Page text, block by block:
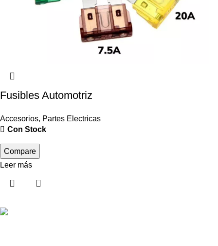
Fusibles Automotriz
Accesorios, Partes Electricas
Con Stock
Compare
Leer más